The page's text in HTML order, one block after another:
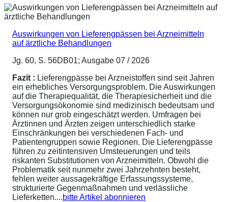
Auswirkungen von Lieferengpässen bei Arzneimitteln
auf ärztliche Behandlungen
Jg. 60, S. 56DB01; Ausgabe 07 / 2026
Fazit : Lieferengpässe bei Arzneistoffen sind seit Jahren
ein erhebliches Versorgungsproblem. Die Auswirkungen
auf die Therapiequalität, die Therapiesicherheit und die
Versorgungsökonomie sind medizinisch bedeutsam und
können nur grob eingeschätzt werden. Umfragen bei
Ärztinnen und Ärzten zeigen unterschiedlich starke
Einschränkungen bei verschiedenen Fach- und
Patientengruppen sowie Regionen. Die Lieferengpässe
führen zu zeitintensiven Umsteuerungen und teils
riskanten Substitutionen von Arzneimitteln. Obwohl die
Problematik seit nunmehr zwei Jahrzehnten besteht,
fehlen weiter aussagekräftige Erfassungssysteme,
strukturierte Gegenmaßnahmen und verlässliche
Lieferketten....bitte Artikel abonnieren